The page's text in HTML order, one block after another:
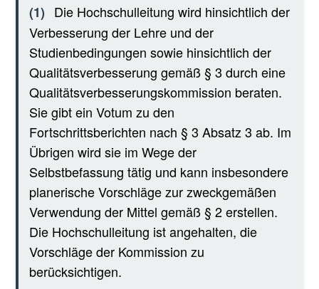
(1) Die Hochschulleitung wird hinsichtlich der
Verbesserung der Lehre und der
Studienbedingungen sowie hinsichtlich der
Qualitätsverbesserung gemäß § 3 durch eine
Qualitätsverbesserungskommission beraten.
Sie gibt ein Votum zu den
Fortschrittsberichten nach § 3 Absatz 3 ab. Im
Übrigen wird sie im Wege der
Selbstbefassung tätig und kann insbesondere
planerische Vorschläge zur zweckgemäßen
Verwendung der Mittel gemäß § 2 erstellen.
Die Hochschulleitung ist angehalten, die
Vorschläge der Kommission zu
berücksichtigen.